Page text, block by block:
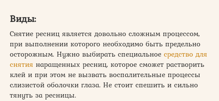
Виды:
Снятие ресниц является довольно сложным процессом,
при выполнении которого необходимо быть предельно
осторожным. Нужно выбирать специальное средство для
снятия наращенных ресниц, которое сможет растворить
клей и при этом не вызвать воспалительные процессы
слизистой оболочки глаза. Не стоит спешить и сильно
тянуть за ресницы.